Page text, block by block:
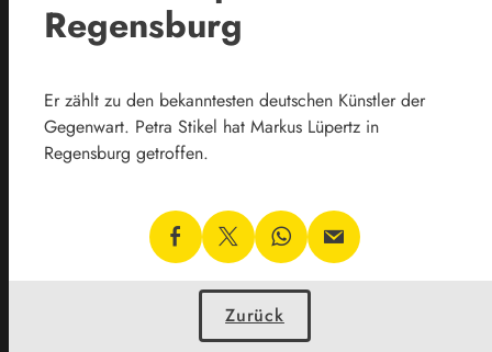
Regensburg
Er zählt zu den bekanntesten deutschen Künstler der
Gegenwart. Petra Stikel hat Markus Lüpertz in
Regensburg getroffen.
Zurück